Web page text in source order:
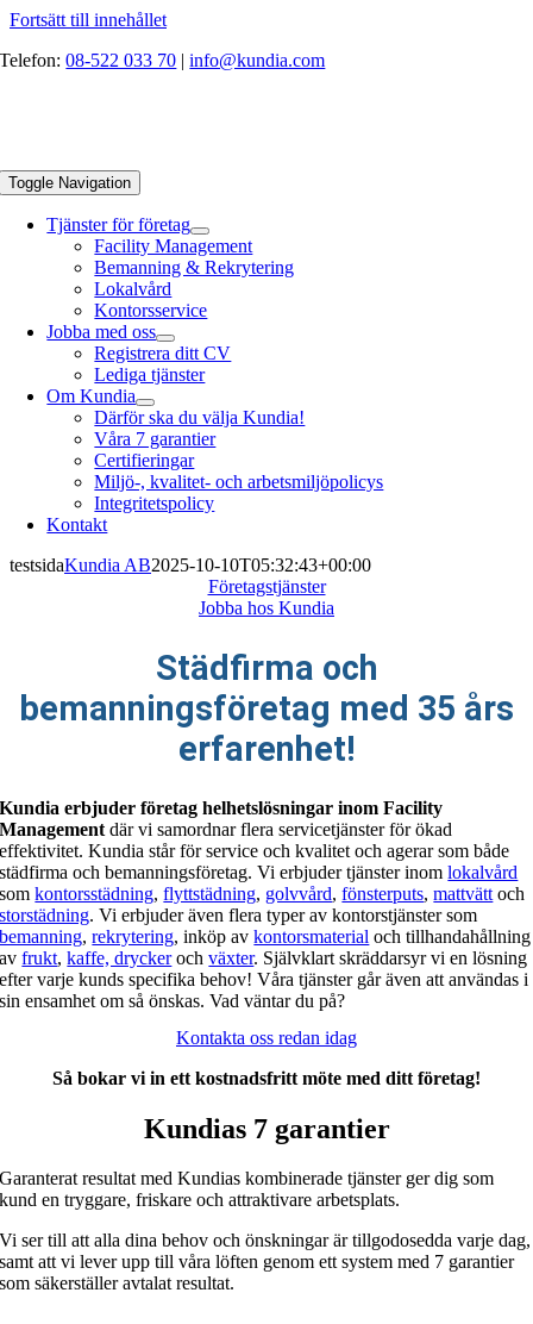
Fortsätt till innehållet
Telefon:08-522 033 70 |info@kundia.com
Toggle Navigation
Tjänster för företag
Facility Management
Bemanning & Rekrytering
Lokalvård
Kontorsservice
Jobba med oss
Registrera ditt CV
Lediga tjänster
Om Kundia
Därför ska du välja Kundia!
Våra 7 garantier
Certifieringar
Miljö-, kvalitet- och arbetsmiljöpolicys
Integritetspolicy
Kontakt
testsidaKundia AB2025-10-10T05:32:43+00:00
Företagstjänster
Jobba hos Kundia
Städfirma och
bemanningsföretag med 35 års
erfarenhet!
Kundia erbjuder företag helhetslösningar inom Facility
Management där vi samordnar flera servicetjänster för ökad
effektivitet.Kundia står för service och kvalitet och agerar som både
städfirma och bemanningsföretag. Vi erbjuder tjänster inomlokalvård
somkontorsstädning,flyttstädning, golvvård,fönsterputs,mattvätt och
storstädning. Vi erbjuder även flera typer av kontorstjänster som
bemanning,rekrytering, inköp avkontorsmaterial och tillhandahållning
avfrukt,kaffe, dryckerochväxter. Självklart skräddarsyr vi en lösning
efter varje kunds specifika behov!Våra tjänster går även att användas i
sin ensamhet om så önskas. Vad väntar du på?
Kontakta oss redan idag
Så bokar vi in ett kostnadsfritt möte med ditt företag!
Kundias 7 garantier
Garanterat resultat med Kundias kombinerade tjänster ger dig som
kund en tryggare, friskare och attraktivare arbetsplats.
Vi ser till att alla dina behov och önskningar är tillgodosedda varje dag,
samt att vi lever upp till våra löften genom ett system med 7 garantier
som säkerställer avtalat resultat.